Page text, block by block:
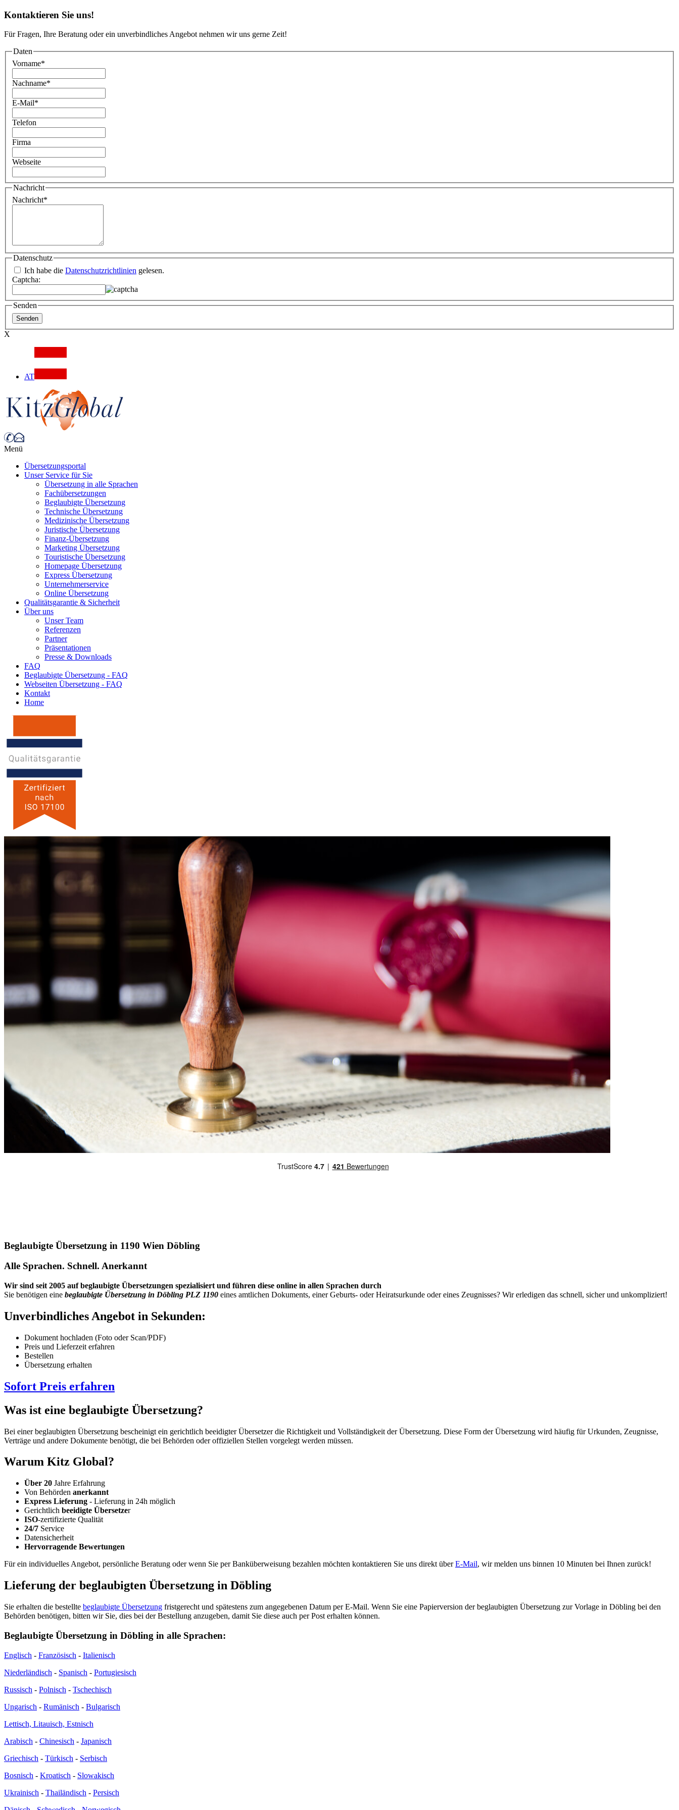
Kontaktieren Sie uns!
Für Fragen, Ihre Beratung oder ein unverbindliches Angebot nehmen wir uns gerne Zeit!
Daten
Vorname*
Nachname*
E-Mail*
Telefon
Firma
Webseite
Nachricht
Nachricht*
Datenschutz
Ich habe die Datenschutzrichtlinien gelesen.
Captcha:
Senden
X
AT
Menü
Übersetzungsportal
Unser Service für Sie
Übersetzung in alle Sprachen
Fachübersetzungen
Beglaubigte Übersetzung
Technische Übersetzung
Medizinische Übersetzung
Juristische Übersetzung
Finanz-Übersetzung
Marketing Übersetzung
Touristische Übersetzung
Homepage Übersetzung
Express Übersetzung
Unternehmerservice
Online Übersetzung
Qualitätsgarantie & Sicherheit
Über uns
Unser Team
Referenzen
Partner
Präsentationen
Presse & Downloads
FAQ
Beglaubigte Übersetzung - FAQ
Webseiten Übersetzung - FAQ
Kontakt
Home
Beglaubigte Übersetzung in 1190 Wien Döbling
Alle Sprachen. Schnell. Anerkannt
Wir sind seit 2005 auf beglaubigte Übersetzungen spezialisiert und führen diese online in allen Sprachen durch
Sie benötigen eine beglaubigte Übersetzung in Döbling PLZ 1190 eines amtlichen Dokuments, einer Geburts- oder Heiratsurkunde oder eines Zeugnisses? Wir erledigen das schnell, sicher und unkompliziert!
Unverbindliches Angebot in Sekunden:
Dokument hochladen (Foto oder Scan/PDF)
Preis und Lieferzeit erfahren
Bestellen
Übersetzung erhalten
Sofort Preis erfahren
Was ist eine beglaubigte Übersetzung?
Bei einer beglaubigten Übersetzung bescheinigt ein gerichtlich beeidigter Übersetzer die Richtigkeit und Vollständigkeit der Übersetzung. Diese Form der Übersetzung wird häufig für Urkunden, Zeugnisse,
Verträge und andere Dokumente benötigt, die bei Behörden oder offiziellen Stellen vorgelegt werden müssen.
Warum Kitz Global?
Über 20 Jahre Erfahrung
Von Behörden anerkannt
Express Lieferung - Lieferung in 24h möglich
Gerichtlich beeidigte Übersetzer
ISO-zertifizierte Qualität
24/7 Service
Datensicherheit
Hervorragende Bewertungen
Für ein individuelles Angebot, persönliche Beratung oder wenn Sie per Banküberweisung bezahlen möchten kontaktieren Sie uns direkt überE-Mail, wir melden uns binnen 10 Minuten bei Ihnen zurück!
Lieferung der beglaubigten Übersetzung in Döbling
Sie erhalten die bestellte beglaubigte Übersetzung fristgerecht und spätestens zum angegebenen Datum per E-Mail. Wenn Sie eine Papierversion der beglaubigten Übersetzung zur Vorlage in Döbling bei den
Behörden benötigen, bitten wir Sie, dies bei der Bestellung anzugeben, damit Sie diese auch per Post erhalten können.
Beglaubigte Übersetzung in Döbling in alle Sprachen:
Englisch - Französisch - Italienisch
Niederländisch - Spanisch - Portugiesisch
Russisch - Polnisch - Tschechisch
Ungarisch - Rumänisch - Bulgarisch
Lettisch, Litauisch, Estnisch
Arabisch - Chinesisch - Japanisch
Griechisch - Türkisch - Serbisch
Bosnisch - Kroatisch - Slowakisch
Ukrainisch - Thailändisch - Persisch